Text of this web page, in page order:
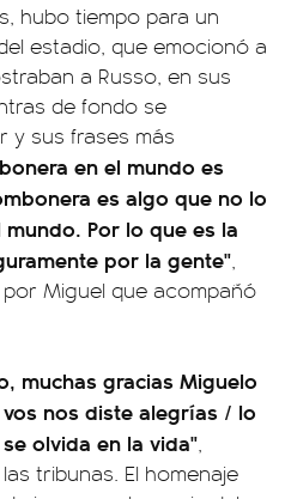
hubo tiempo para un
estadio, que emocionó a
a Russo, en sus
de fondo se
y sus frases más
en el mundo es
es algo que no lo
Por lo que es la
por la gente",
Miguel que acompañó
muchas gracias Miguelo
nos diste alegrías / lo
olvida en la vida",
tribunas. El homenaje